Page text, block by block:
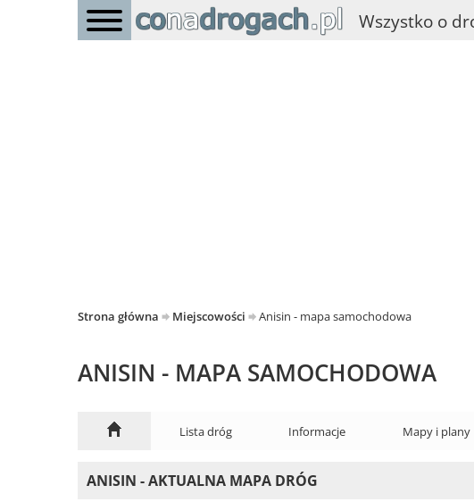
Wszystko o
Strona główna Miejscowości Anisin - mapa samochodowa
ANISIN - MAPA SAMOCHODOWA
Lista dróg Informacje Mapy i plany
ANISIN - AKTUALNA MAPA DRÓG